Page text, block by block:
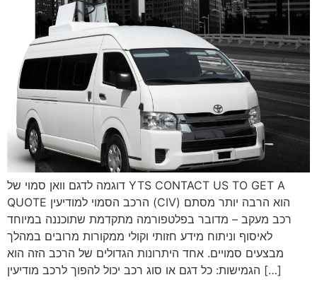
דוגמה לדגם וואן סמוי של YTS CONTACT US TO GET A
QUOTE הרכב הסמוי למודיעין (CIV) הוא הרבה יותר מסתם
רכב מעקב – מדובר בפלטפורמה מתקדמת שתוכננה במיוחד
לאיסוף וניתוח מידע חזותי וקולי ממקורות מרובים במהלך
מבצעים סמויים. אחד היתרונות הגדולים של הרכב הזה הוא
הגמישות: כל דגם או סוג רכב יכול להפוך לרכב מודיעין […]